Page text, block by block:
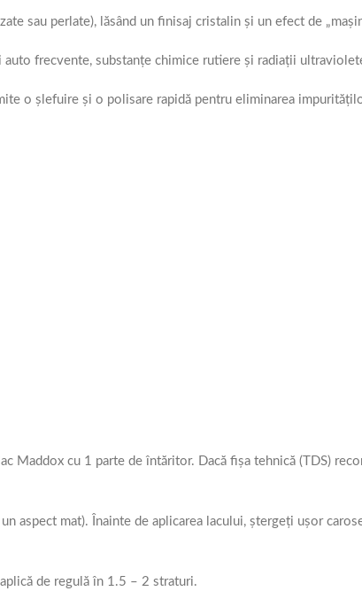
sau perlate), lăsând un finisaj cristalin și un efect de
auto frecvente, substanțe chimice rutiere și radiații
o șlefuire și o polisare rapidă pentru eliminarea
Maddox cu 1 parte de întăritor. Dacă fișa tehnică (TDS)
aspect mat). Înainte de aplicarea lacului, ștergeți ușor
de regulă în 1.5 – 2 straturi.